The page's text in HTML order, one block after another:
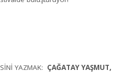
YAZMAK: ÇAĞATAY YAŞMUT,